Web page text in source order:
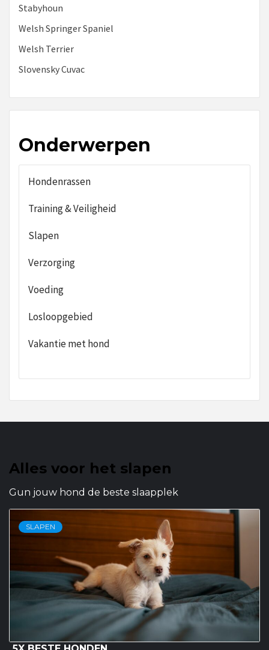
Stabyhoun
Welsh Springer Spaniel
Welsh Terrier
Slovensky Cuvac
Onderwerpen
Hondenrassen
Training & Veiligheid
Slapen
Verzorging
Voeding
Losloopgebied
Vakantie met hond
Alles voor het slapen
Gun jouw hond de beste slaapplek
SLAPEN